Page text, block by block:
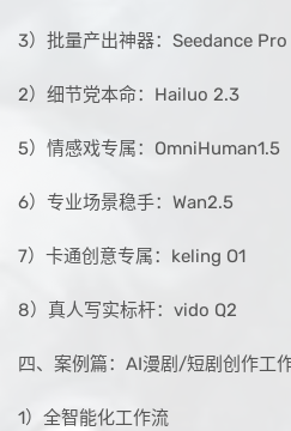
3）批量产出神器：Seedance
2）细节党本命：Hailuo 2.3
5）情感戏专属：OmniHuman1.5
6）专业场景稳手：Wan2.5
7）卡通创意专属：keling O1
8）真人写实标杆：vido Q2
四、案例篇：AI漫剧/短剧创作工
1）全智能化工作流